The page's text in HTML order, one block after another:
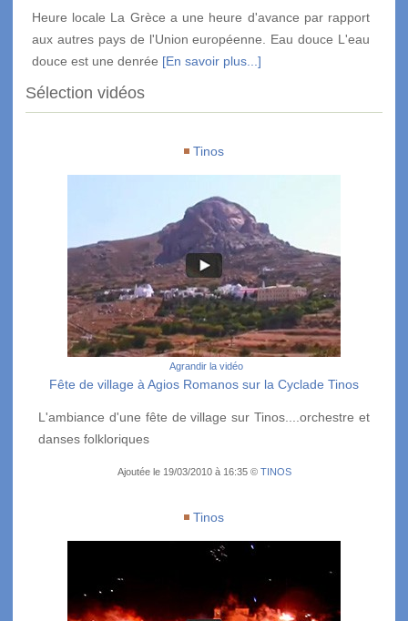
Heure locale La Grèce a une heure d'avance par rapport
aux autres pays de l'Union européenne. Eau douce L'eau
douce est une denrée [En savoir plus...]
Sélection vidéos
Tinos
Agrandir la vidéo
Fête de village à Agios Romanos sur la Cyclade Tinos
L'ambiance d'une fête de village sur Tinos....orchestre et
danses folkloriques
Ajoutée le 19/03/2010 à 16:35 © TINOS
Tinos